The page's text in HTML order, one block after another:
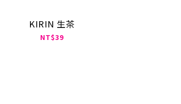
KIRIN 生茶
NT$39